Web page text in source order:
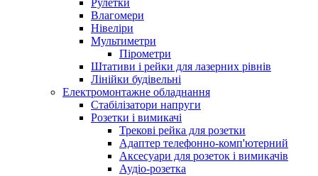
Рулетки
Влагомери
Нівеліри
Мультиметри
Пірометри
Штативи і рейки для лазерних рівнів
Лінійки будівельні
Електромонтажне обладнання
Стабілізатори напруги
Розетки і вимикачі
Трекові рейка для розетки
Адаптер телефонно-комп'ютерний
Аксесуари для розеток і вимикачів
Аудіо-розетка